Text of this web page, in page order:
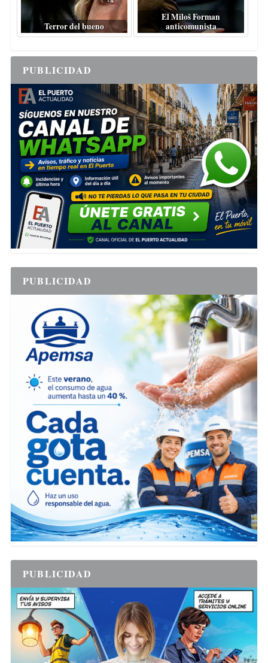
Terror del bueno
El Miloš Forman
anticomunista
PUBLICIDAD
PUBLICIDAD
PUBLICIDAD